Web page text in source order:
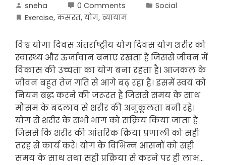
sneha 0 Comments
Social
Exercise, कसरत, योग, व्यायाम
विश्व योगा दिवस अंतर्राष्ट्रीय योग दिवस योग शरीर को
स्वास्थ्य और ऊर्जावान बनाए रखता है जिससे जीवन में
विकास की उच्चता का योग बना रहता है। आजकल के
जीवन बहुत तेज गति से आगे बढ़ रहा है। इसमें स्वयं को
नियम बद्ध करने की जरूरत है जिससे समय के साथ
मौसम के बदलाव से शरीर की अनुकूलता बनी रहे।
योग से शरीर के सभी भाग को सक्रिय किया जाता है
जिससे कि शरीर की आंतरिक क्रिया प्रणाली को सही
तरह से कार्य करे। योग के विभिन्न आसनों को सही
समय के साथ तथा सही प्रक्रिया से करने पर ही लाभ…